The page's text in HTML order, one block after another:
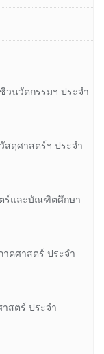
วนวัตกรรมฯ ประจํา
สดุศาสตร์ฯ ประจํา
ตร์และบัณฑิตศึกษา
าคศาสตร์ ประจํา
สตร์ ประจํา